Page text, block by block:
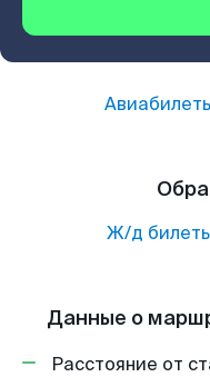
Ж/д
Данные о
Расстояние от